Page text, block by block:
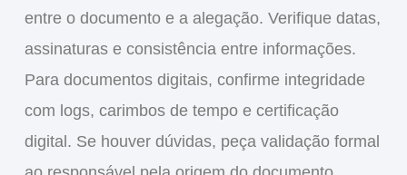
entre o documento e a alegação. Verifique datas,
assinaturas e consistência entre informações.
Para documentos digitais, confirme integridade
com logs, carimbos de tempo e certificação
digital. Se houver dúvidas, peça validação formal